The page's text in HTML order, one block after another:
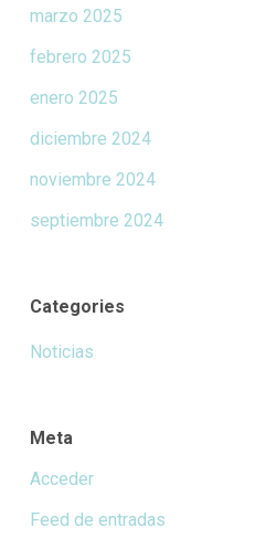
marzo 2025
febrero 2025
enero 2025
diciembre 2024
noviembre 2024
septiembre 2024
Categories
Noticias
Meta
Acceder
Feed de entradas